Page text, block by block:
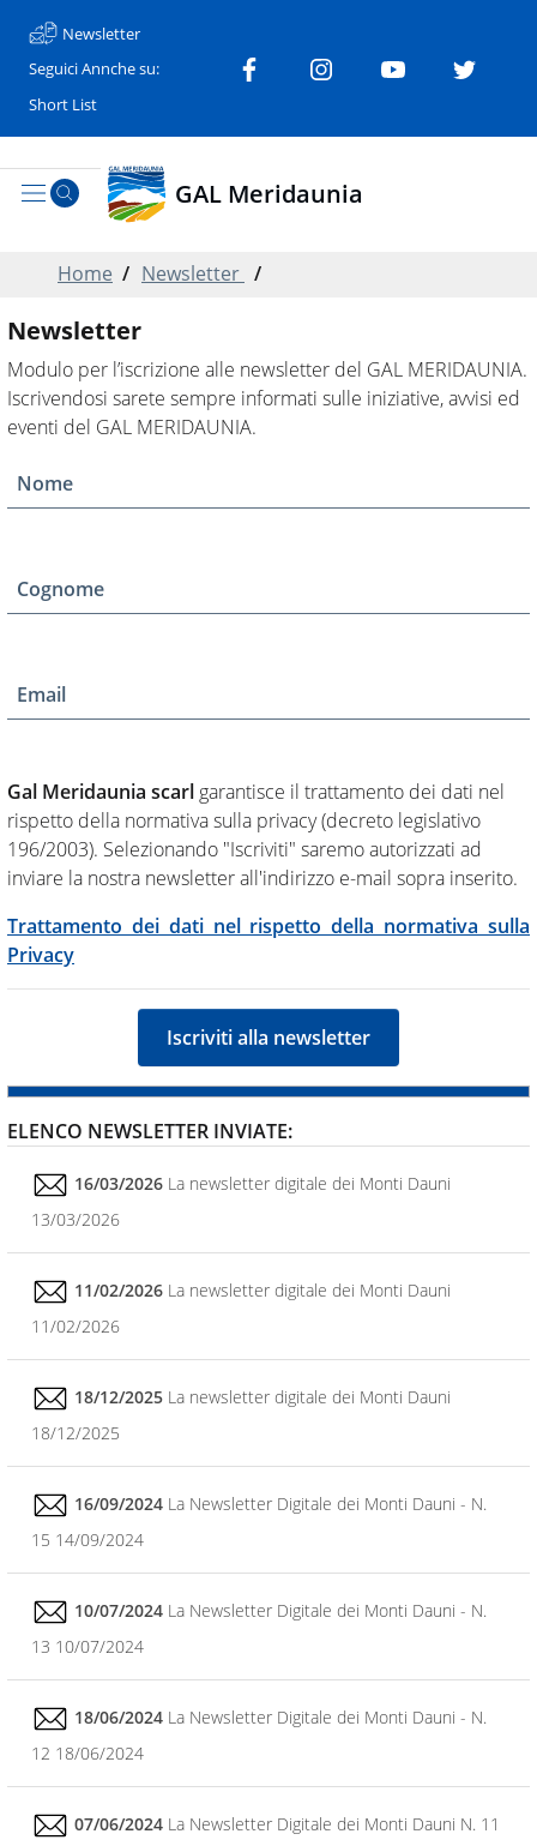
Newsletter
Seguici Annche su:
Short List
GAL Meridaunia
Home / Newsletter /
Newsletter
Modulo per l’iscrizione alle newsletter del GAL MERIDAUNIA.
Iscrivendosi sarete sempre informati sulle iniziative, avvisi ed
eventi del GAL MERIDAUNIA.
Nome
Cognome
Email
Gal Meridaunia scarl garantisce il trattamento dei dati nel
rispetto della normativa sulla privacy (decreto legislativo
196/2003). Selezionando "Iscriviti" saremo autorizzati ad
inviare la nostra newsletter all'indirizzo e-mail sopra inserito.
Trattamento dei dati nel rispetto della normativa sulla
Privacy
ELENCO NEWSLETTER INVIATE:
16/03/2026 La newsletter digitale dei Monti Dauni
13/03/2026
11/02/2026 La newsletter digitale dei Monti Dauni
11/02/2026
18/12/2025 La newsletter digitale dei Monti Dauni
18/12/2025
16/09/2024 La Newsletter Digitale dei Monti Dauni - N.
15 14/09/2024
10/07/2024 La Newsletter Digitale dei Monti Dauni - N.
13 10/07/2024
18/06/2024 La Newsletter Digitale dei Monti Dauni - N.
12 18/06/2024
07/06/2024 La Newsletter Digitale dei Monti Dauni N. 11